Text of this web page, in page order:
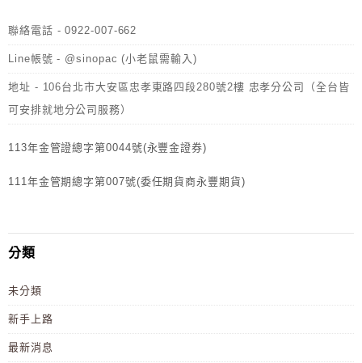
聯絡電話 - 0922-007-662
Line帳號 - @sinopac (小老鼠需輸入)
地址 - 106台北市大安區忠孝東路四段280號2樓 忠孝分公司（全台皆
可安排就地分公司服務）
113年金管證總字第0044號(永豐金證券)
111年金管期總字第007號(委任期貨商永豐期貨)
分類
未分類
新手上路
最新消息